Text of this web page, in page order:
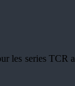
les series TCR